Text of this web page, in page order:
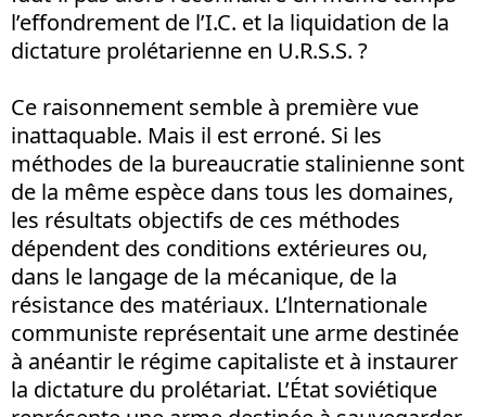
l’effondrement de l’I.C. et la liquidation de la
dictature prolétarienne en U.R.S.S. ?
Ce raisonnement semble à première vue
inattaquable. Mais il est erroné. Si les
méthodes de la bureaucratie stalinienne sont
de la même espèce dans tous les domaines,
les résultats objectifs de ces méthodes
dépendent des conditions extérieures ou,
dans le langage de la mécanique, de la
résistance des matériaux. L’lnternationale
communiste représentait une arme destinée
à anéantir le régime capitaliste et à instaurer
la dictature du prolétariat. L’État soviétique